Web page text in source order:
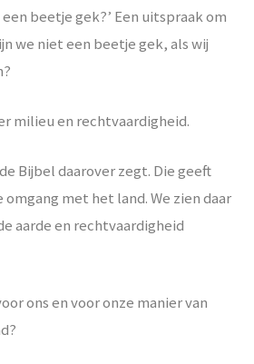
beetje gek?’ Een uitspraak om
we niet een beetje gek, als wij
milieu en rechtvaardigheid.
Bijbel daarover zegt. Die geeft
met het land. We zien daar
aarde en rechtvaardigheid
ons en voor onze manier van